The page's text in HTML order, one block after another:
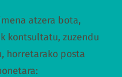
atzera bota,
kontsultatu, zuzendu
horretarako posta